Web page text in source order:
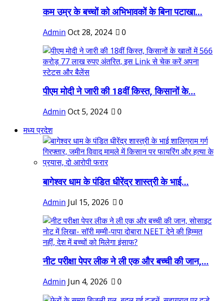
कम उम्र के बच्चों को अभिभावकों के बिना पटाखा...
Admin Oct 28, 2024 0
पीएम मोदी ने जारी की 18वीं किस्त, किसानों के...
Admin Oct 5, 2024
0
मध्य प्रदेश
बागेश्वर धाम के पंडित धीरेंद्र शास्त्री के भाई...
Admin Jul 15, 2026 0
नीट परीक्षा पेपर लीक ने ली एक और बच्ची की जान,...
Admin Jun 4, 2026 0